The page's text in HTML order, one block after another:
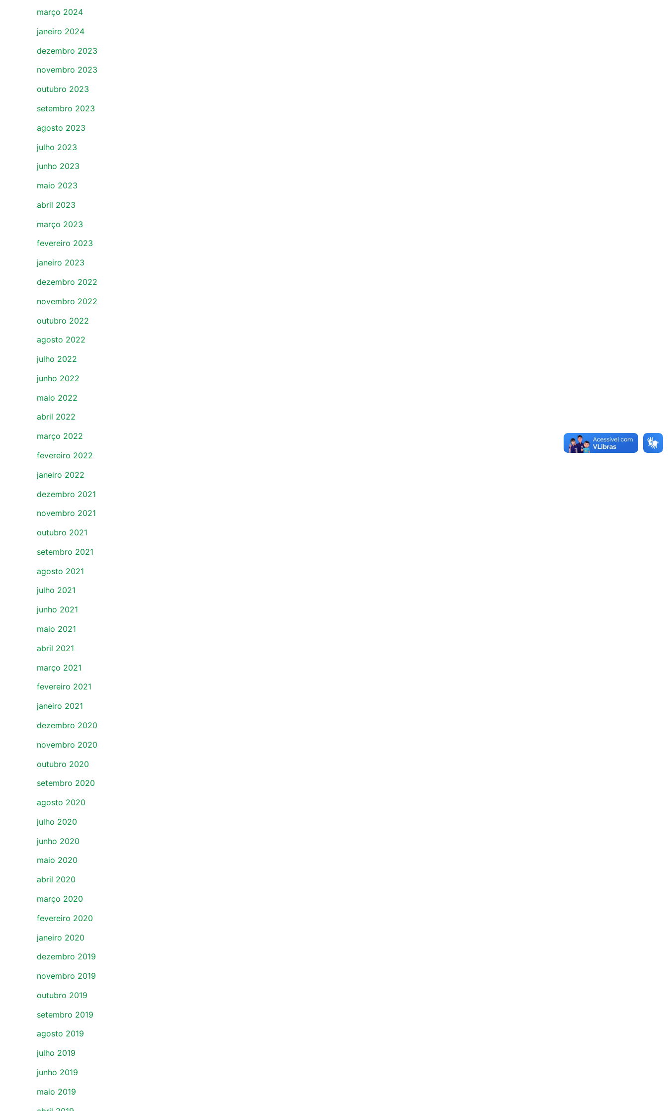
março 2024
janeiro 2024
dezembro 2023
novembro 2023
outubro 2023
setembro 2023
agosto 2023
julho 2023
junho 2023
maio 2023
abril 2023
março 2023
fevereiro 2023
janeiro 2023
dezembro 2022
novembro 2022
outubro 2022
agosto 2022
julho 2022
junho 2022
maio 2022
abril 2022
março 2022
fevereiro 2022
janeiro 2022
dezembro 2021
novembro 2021
outubro 2021
setembro 2021
agosto 2021
julho 2021
junho 2021
maio 2021
abril 2021
março 2021
fevereiro 2021
janeiro 2021
dezembro 2020
novembro 2020
outubro 2020
setembro 2020
agosto 2020
julho 2020
junho 2020
maio 2020
abril 2020
março 2020
fevereiro 2020
janeiro 2020
dezembro 2019
novembro 2019
outubro 2019
setembro 2019
agosto 2019
julho 2019
junho 2019
maio 2019